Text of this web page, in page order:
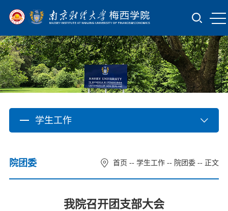
学生工作
院团委 首页 --学生工作 -- 院团委 -- 正文
我院召开团支部大会